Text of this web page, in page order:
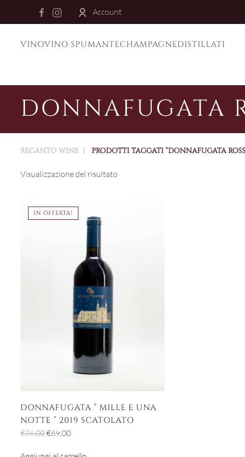
Account
VINOVINO SPUMANTECHAMPAGNEDISTILLATI
DONNAFUGATA
RECANTO WINE PRODOTTI TAGGATI “DONNAFUGATA
Visualizzazione del risultato
IN OFFERTA!
DONNAFUGATA ” MILLE E UNA
NOTTE ” 2019 SCATOLATO
€76,00Il
€69,00Il